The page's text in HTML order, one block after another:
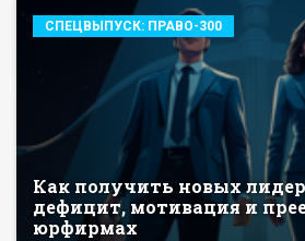
СПЕЦВЫПУСК: ПРАВО-300
Как получить новых
дефицит, мотивация и
юрфирмах